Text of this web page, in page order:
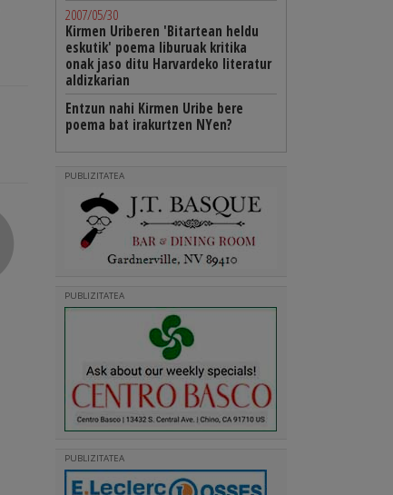
2007/05/30
Kirmen Uriberen 'Bitartean heldu
eskutik' poema liburuak kritika
onak jaso ditu Harvardeko literatur
aldizkarian
Entzun nahi Kirmen Uribe bere
poema bat irakurtzen NYen?
PUBLIZITATEA
PUBLIZITATEA
PUBLIZITATEA